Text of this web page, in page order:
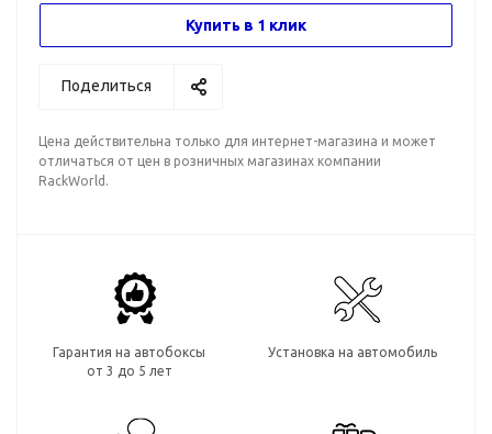
Купить в 1 клик
Поделиться
Цена действительна только для интернет-магазина и может
отличаться от цен в розничных магазинах компании
RackWorld.
Гарантия на автобоксы
от 3 до 5 лет
Установка на автомобиль